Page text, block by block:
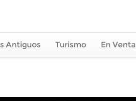
Antiguos Turismo En Venta